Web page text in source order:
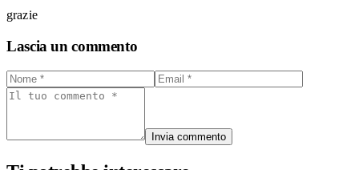
grazie
Lascia un commento
Invia commento